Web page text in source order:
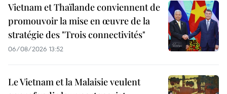
Vietnam et Thaïlande conviennent de
promouvoir la mise en œuvre de la
stratégie des "Trois connectivités"
06/08/2026 13:52
Le Vietnam et la Malaisie veulent